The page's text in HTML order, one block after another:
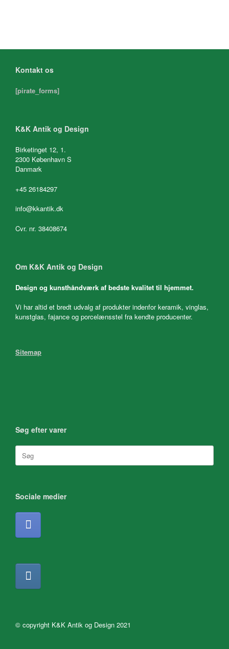
Kontakt os
[pirate_forms]
K&K Antik og Design
Birketinget 12, 1.
2300 København S
Danmark
+45 26184297
info@kkantik.dk
Cvr. nr. 38408674
Om K&K Antik og Design
Design og kunsthåndværk af bedste kvalitet til hjemmet.
Vi har altid et bredt udvalg af produkter indenfor keramik, vinglas,
kunstglas, fajance og porcelænsstel fra kendte producenter.
Sitemap
Søg efter varer
efter:
Sociale medier
© copyright K&K Antik og Design 2021